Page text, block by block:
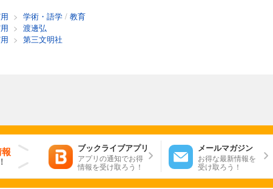
> 学術・語学 / 教育
> 渡邊弘
> 第三文明社
ブックライブアプリ
アプリの通知でお得
情報を受け取ろう！
メールマガジン
お得な最新情報を
受け取ろう！